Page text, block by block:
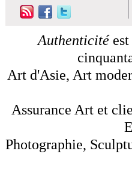
Authenticitéest
Art d'Asie, Art
Assurance Art et
Photographie,